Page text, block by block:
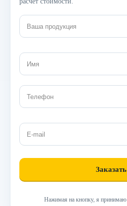
Нажимая на кнопку, я принимаю